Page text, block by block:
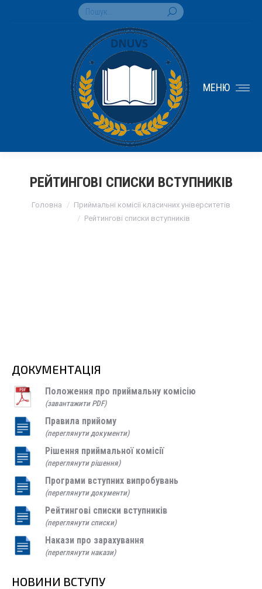
Search:
МЕНЮ
РЕЙТИНГОВІ СПИСКИ ВСТУПНИКІВ
Головна
Приймальні комісії класичних університетів
Рейтингові списки вступників
ДОКУМЕНТАЦІЯ
Положення про приймальну комісію
(завантажити PDF)
Правила прийому
(переглянути документи)
Рішення приймальної комісії
(переглянути рішення)
Програми вступних випробувань
(переглянути документи)
Рейтингові списки вступників
(переглянути списки)
Накази про зарахування
(переглянути накази)
НОВИНИ ВСТУПУ